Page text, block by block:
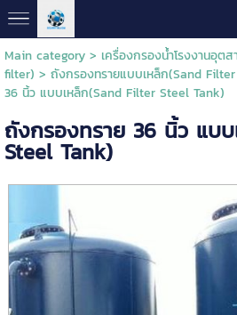
Main category> เครื่องกรองน้ำโรงงานอุต
filter) > ถังกรองทรายแบบเหล็ก(Sand
36 นิ้ว แบบเหล็ก(Sand Filter Steel Tank)
ถังกรองทราย 36 นิ้ว แบ
Steel Tank)